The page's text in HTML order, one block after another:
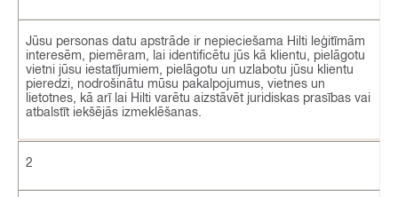
Jūsu personas datu apstrāde ir nepieciešama Hilti leģitīmām
interesēm, piemēram, lai identificētu jūs kā klientu, pielāgotu
vietni jūsu iestatījumiem, pielāgotu un uzlabotu jūsu klientu
pieredzi, nodrošinātu mūsu pakalpojumus, vietnes un
lietotnes, kā arī lai Hilti varētu aizstāvēt juridiskas prasības vai
atbalstīt iekšējās izmeklēšanas.
2